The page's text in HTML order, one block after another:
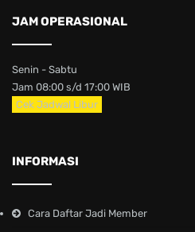
JAM OPERASIONAL
Senin - Sabtu
Jam 08:00 s/d 17:00 WIB
Cek Jadwal Libur
INFORMASI
Cara Daftar Jadi Member